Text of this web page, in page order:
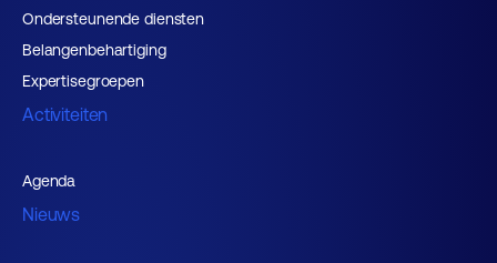
Ondersteunende diensten
Belangenbehartiging
Expertisegroepen
Activiteiten
Agenda
Nieuws